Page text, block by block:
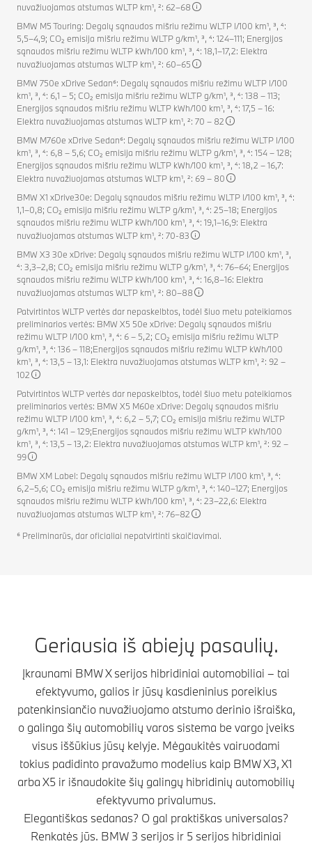
nuvažiuojamas atstumas WLTP km¹, ²: 62–68
BMW M5 Touring: Degalų sąnaudos mišriu režimu WLTP l/100 km¹, ³, ⁴:
5,5–4,9; CO₂ emisija mišriu režimu WLTP g/km¹, ³, ⁴: 124–111; Energijos
sąnaudos mišriu režimu WLTP kWh/100 km¹, ³, ⁴: 18,1–17,2: Elektra
nuvažiuojamas atstumas WLTP km¹, ²: 60–65
BMW 750e xDrive Sedan⁶: Degalų sąnaudos mišriu režimu WLTP l/100
km¹, ³, ⁴: 6,1 – 5; CO₂ emisija mišriu režimu WLTP g/km¹, ³, ⁴: 138 – 113;
Energijos sąnaudos mišriu režimu WLTP kWh/100 km¹, ³, ⁴: 17,5 – 16:
Elektra nuvažiuojamas atstumas WLTP km¹, ²: 70 – 82
BMW M760e xDrive Sedan⁶: Degalų sąnaudos mišriu režimu WLTP l/100
km¹, ³, ⁴: 6,8 – 5,6; CO₂ emisija mišriu režimu WLTP g/km¹, ³, ⁴: 154 – 128;
Energijos sąnaudos mišriu režimu WLTP kWh/100 km¹, ³, ⁴: 18,2 – 16,7:
Elektra nuvažiuojamas atstumas WLTP km¹, ²: 69 – 80
BMW X1 xDrive30e: Degalų sąnaudos mišriu režimu WLTP l/100 km¹, ³, ⁴:
1,1–0,8; CO₂ emisija mišriu režimu WLTP g/km¹, ³, ⁴: 25–18; Energijos
sąnaudos mišriu režimu WLTP kWh/100 km¹, ³, ⁴: 19,1–16,9: Elektra
nuvažiuojamas atstumas WLTP km¹, ²: 70-83
BMW X3 30e xDrive: Degalų sąnaudos mišriu režimu WLTP l/100 km¹, ³,
⁴: 3,3–2,8; CO₂ emisija mišriu režimu WLTP g/km¹, ³, ⁴: 76–64; Energijos
sąnaudos mišriu režimu WLTP kWh/100 km¹, ³, ⁴: 16,8–16: Elektra
nuvažiuojamas atstumas WLTP km¹, ²: 80–88
Patvirtintos WLTP vertės dar nepaskelbtos, todėl šiuo metu pateikiamos
preliminarios vertės: BMW X5 50e xDrive: Degalų sąnaudos mišriu
režimu WLTP l/100 km¹, ³, ⁴: 6 – 5,2; CO₂ emisija mišriu režimu WLTP
g/km¹, ³, ⁴: 136 – 118;Energijos sąnaudos mišriu režimu WLTP kWh/100
km¹, ³, ⁴: 13,5 – 13,1: Elektra nuvažiuojamas atstumas WLTP km¹, ²: 92 –
102
Patvirtintos WLTP vertės dar nepaskelbtos, todėl šiuo metu pateikiamos
preliminarios vertės: BMW X5 M60e xDrive: Degalų sąnaudos mišriu
režimu WLTP l/100 km¹, ³, ⁴: 6,2 – 5,7; CO₂ emisija mišriu režimu WLTP
g/km¹, ³, ⁴: 141 – 129;Energijos sąnaudos mišriu režimu WLTP kWh/100
km¹, ³, ⁴: 13,5 – 13,2: Elektra nuvažiuojamas atstumas WLTP km¹, ²: 92 –
99
BMW XM Label: Degalų sąnaudos mišriu režimu WLTP l/100 km¹, ³, ⁴:
6,2–5,6; CO₂ emisija mišriu režimu WLTP g/km¹, ³, ⁴: 140–127; Energijos
sąnaudos mišriu režimu WLTP kWh/100 km¹, ³, ⁴: 23–22,6: Elektra
nuvažiuojamas atstumas WLTP km¹, ²: 76–82
⁶ Preliminarūs, dar oficialiai nepatvirtinti skaičiavimai.
Geriausia iš abiejų pasaulių.
Įkraunami BMW X serijos hibridiniai automobiliai – tai
efektyvumo, galios ir jūsų kasdieninius poreikius
patenkinsiančio nuvažiuojamo atstumo derinio išraiška,
o galinga šių automobilių varos sistema be vargo įveiks
visus iššūkius jūsų kelyje. Mėgaukitės vairuodami
tokius padidinto pravažumo modelius kaip BMW X3, X1
arba X5 ir išnaudokite šių galingų hibridinių automobilių
efektyvumo privalumus.
Elegantiškas sedanas? O gal praktiškas universalas?
Renkatės jūs. BMW 3 serijos ir 5 serijos hibridiniai